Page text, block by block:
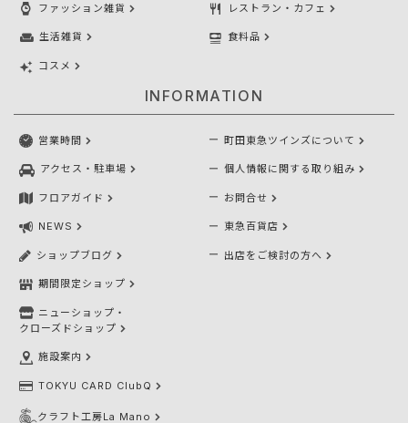
ファッション雑貨
生活雑貨
コスメ
レストラン・カフェ
食料品
INFORMATION
営業時間
アクセス・駐車場
フロアガイド
NEWS
ショップブログ
期間限定ショップ
ニューショップ・
クローズドショップ
施設案内
TOKYU CARD ClubQ
クラフト工房La Mano
町田東急ツインズについて
個人情報に関する取り組み
お問合せ
東急百貨店
出店をご検討の方へ